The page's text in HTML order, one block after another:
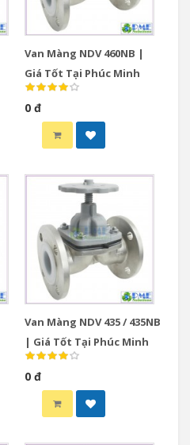
Van Màng NDV 460NB |
Giá Tốt Tại Phúc Minh
0 đ
Van Màng NDV 435 / 435NB
| Giá Tốt Tại Phúc Minh
0 đ